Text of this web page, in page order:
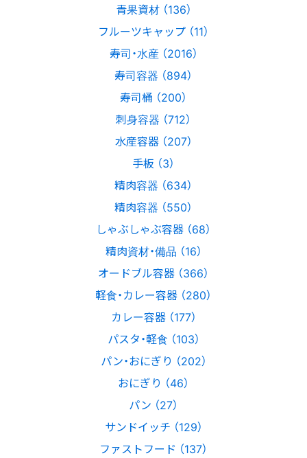
青果資材 （136）
フルーツキャップ （11）
寿司・水産 （2016）
寿司容器 （894）
寿司桶 （200）
刺身容器 （712）
水産容器 （207）
手板 （3）
精肉容器 （634）
精肉容器 （550）
しゃぶしゃぶ容器 （68）
精肉資材・備品 （16）
オードブル容器 （366）
軽食・カレー容器 （280）
カレー容器 （177）
パスタ・軽食 （103）
パン・おにぎり （202）
おにぎり （46）
パン （27）
サンドイッチ （129）
ファストフード （137）